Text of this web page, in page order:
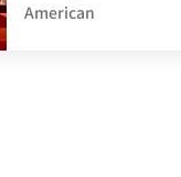
American